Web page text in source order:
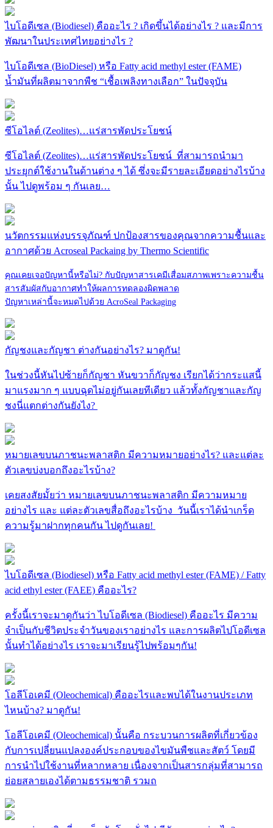
ไบโอดีเซล (Biodiesel) คืออะไร ? เกิดขึ้นได้อย่างไร ? และมีการ
พัฒนาในประเทศไทยอย่างไร ?
ไบโอดีเซล (BioDiesel) หรือ Fatty acid methyl ester (FAME)
น้ำมันที่ผลิตมาจากพืช “เชื้อเพลิงทางเลือก” ในปัจจุบัน
ซีโอไลต์ (Zeolites)…แร่สารพัดประโยชน์
ซีโอไลต์ (Zeolites)…แร่สารพัดประโยชน์ ที่สามารถนำมา
ประยุกต์ใช้งานในด้านต่าง ๆ ได้ ซึ่งจะมีรายละเอียดอย่างไรบ้าง
นั้น ไปดูพร้อม ๆ กันเลย…
นวัตกรรมแห่งบรรจุภัณฑ์ ปกป้องสารของคุณจากความชื้นและ
อากาศด้วย Acroseal Packaing by Thermo Scientific
คุณเคยเจอปัญหานี้หรือไม่? กับปัญหาสารเคมีเสื่อมสภาพเพราะความชื้น
สารสัมผัสกับอากาศทำให้ผลการทดลองผิดพลาด
ปัญหาเหล่านี้จะหมดไปด้วย AcroSeal Packaging
กัญชงและกัญชา ต่างกันอย่างไร? มาดูกัน!
ในช่วงนี้หันไปซ้ายก็กัญชา หันขวาก็กัญชง เรียกได้ว่ากระแสนี้
มาแรงมาก ๆ แบบฉุดไม่อยู่กันเลยทีเดียว แล้วทั้งกัญชาและกัญ
ชงนี่แตกต่างกันยังไง?
หมายเลขบนภาชนะพลาสติก มีความหมายอย่างไร? และแต่ละ
ตัวเลขบ่งบอกถึงอะไรบ้าง?
เคยสงสัยมั้ยว่า หมายเลขบนภาชนะพลาสติก มีความหมาย
อย่างไร และ แต่ละตัวเลขสื่อถึงอะไรบ้าง วันนี้เราได้นำเกร็ด
ความรู้มาฝากทุกคนกัน ไปดูกันเลย!
ไบโอดีเซล (Biodiesel) หรือ Fatty acid methyl ester (FAME) / Fatty
acid ethyl ester (FAEE) คืออะไร?
ครั้งนี้เราจะมาดูกันว่า ไบโอดีเซล (Biodiesel) คืออะไร มีความ
จำเป็นกับชีวิตประจำวันของเราอย่างไร และการผลิตไปโอดีเซล
นั้นทำได้อย่างไร เราจะมาเรียนรู้ไปพร้อมๆกัน!
โอลีโอเคมี (Oleochemical) คืออะไรและพบได้ในงานประเภท
ไหนบ้าง? มาดูกัน!
โอลีโอเคมี (Oleochemical) นั้นคือ กระบวนการผลิตที่เกี่ยวข้อง
กับการเปลี่ยนแปลงองค์ประกอบของไขมันพืชและสัตว์ โดยมี
การนำไปใช้งานที่หลากหลาย เนื่องจากเป็นสารกลุ่มที่สามารถ
ย่อยสลายเองได้ตามธรรมชาติ รวมถ